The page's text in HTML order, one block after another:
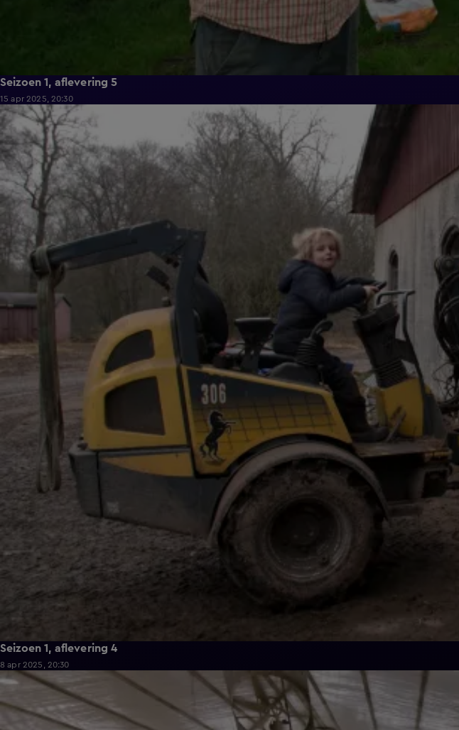
Seizoen 1, aflevering 5
15 apr 2025, 20:30
41:05
Seizoen 1, aflevering 4
8 apr 2025, 20:30
40:35